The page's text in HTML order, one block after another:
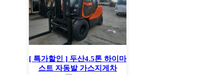
[ 특가할인 ] 두산4.5톤 하이마
스트 자동발 가스지게차